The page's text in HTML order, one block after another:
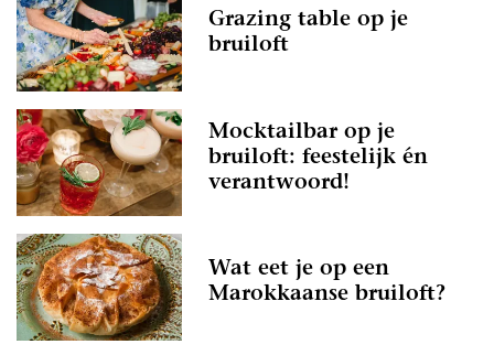
Grazing table op je
bruiloft
Mocktailbar op je
bruiloft: feestelijk én
verantwoord!
Wat eet je op een
Marokkaanse bruiloft?